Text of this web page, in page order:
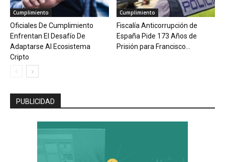
Cumplimiento
Oficiales De Cumplimiento
Enfrentan El Desafío De
Adaptarse Al Ecosistema
Cripto
Cumplimiento
Fiscalía Anticorrupción de
España Pide 173 Años de
Prisión para Francisco...
PUBLICIDAD